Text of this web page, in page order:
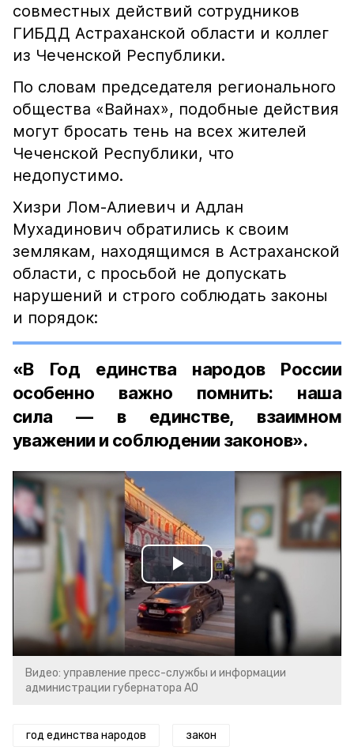
совместных действий сотрудников
ГИБДД Астраханской области и коллег
из Чеченской Республики.
По словам председателя регионального
общества «Вайнах», подобные действия
могут бросать тень на всех жителей
Чеченской Республики, что
недопустимо.
Хизри Лом-Алиевич и Адлан
Мухадинович обратились к своим
землякам, находящимся в Астраханской
области, с просьбой не допускать
нарушений и строго соблюдать законы
и порядок:
«В Год единства народов России
особенно важно помнить: наша
сила — в единстве, взаимном
уважении и соблюдении законов».
Play
Video
Видео: управление пресс-службы и информации
администрации губернатора АО
год единства народов закон